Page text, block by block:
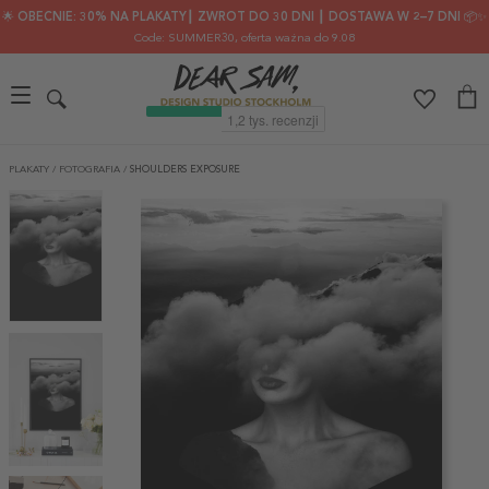
🌟 OBECNIE: 30% NA PLAKATY┃ ZWROT DO 30 DNI ┃ DOSTAWA W 2–7 DNI 📦✨
Code: SUMMER30, oferta ważna do 9.08
PLAKATY / FOTOGRAFIA / SHOULDERS EXPOSURE